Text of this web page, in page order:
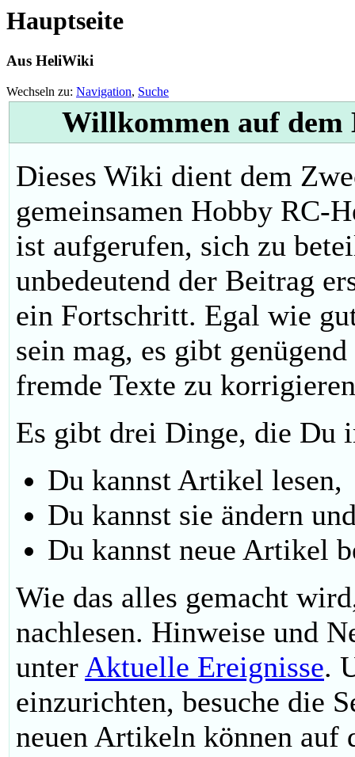
Hauptseite
Aus HeliWiki
Wechseln zu: Navigation, Suche
Willkommen auf
Dieses Wiki dient dem
gemeinsamen Hobby RC-
ist aufgerufen, sich zu
unbedeutend der Beitrag
ein Fortschritt. Egal wie
sein mag, es gibt
fremde Texte zu
Es gibt drei Dinge, die Du
Du kannst Artikel lesen,
Du kannst sie ändern
Du kannst neue Artikel
Wie das alles gemacht
nachlesen. Hinweise und
unter Aktuelle Ereignisse.
einzurichten, besuche die
neuen Artikeln können auf